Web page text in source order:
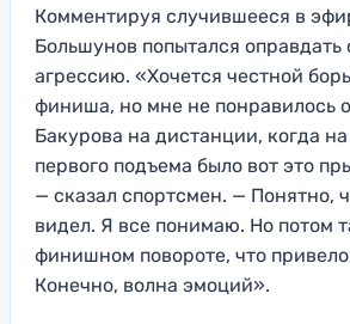
Комментируя случившееся в
Большунов попытался оправдать
агрессию. «Хочется честной
финиша, но мне не понравилось
Бакурова на дистанции, когда
первого подъема было вот это
— сказал спортсмен. — Понятно,
видел. Я все понимаю. Но потом
финишном повороте, что
Конечно, волна эмоций».